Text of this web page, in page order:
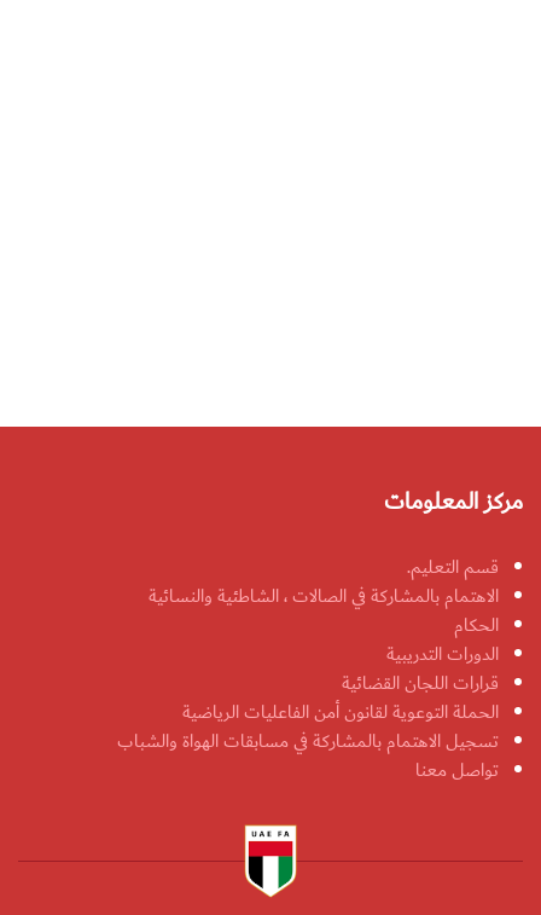
مركز المعلومات
قسم التعليم.
الاهتمام بالمشاركة في الصالات ، الشاطئية والنسائية
الحكام
الدورات التدريبية
قرارات اللجان القضائية
الحملة التوعوية لقانون أمن الفاعليات الرياضية
تسجيل الاهتمام بالمشاركة في مسابقات الهواة والشباب
تواصل معنا